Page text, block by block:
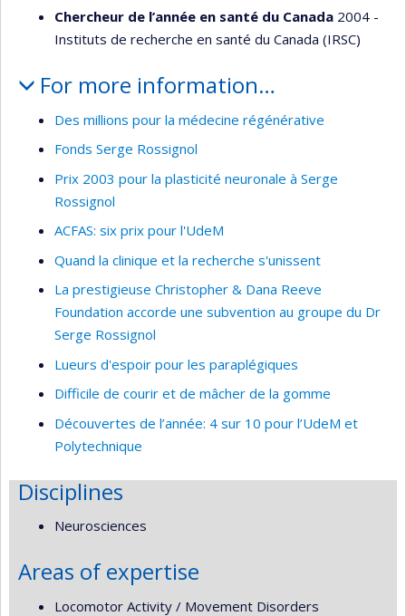
Chercheur de l’année en santé du Canada 2004 -
Instituts de recherche en santé du Canada (IRSC)
For more information…
Des millions pour la médecine régénérative
Fonds Serge Rossignol
Prix 2003 pour la plasticité neuronale à Serge
Rossignol
ACFAS: six prix pour l'UdeM
Quand la clinique et la recherche s'unissent
La prestigieuse Christopher & Dana Reeve
Foundation accorde une subvention au groupe du Dr
Serge Rossignol
Lueurs d'espoir pour les paraplégiques
Difficile de courir et de mâcher de la gomme
Découvertes de l’année: 4 sur 10 pour l’UdeM et
Polytechnique
Disciplines
Neurosciences
Areas of expertise
Locomotor Activity / Movement Disorders